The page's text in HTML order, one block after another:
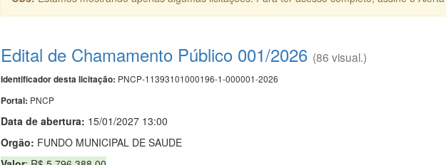
Edital de Chamamento Público 001/2026 (86 visual.)
Identificador desta licitação: PNCP-11393101000196-1-000001-2026
Portal: PNCP
Data de abertura: 15/01/2027 13:00
Orgão: FUNDO MUNICIPAL DE SAUDE